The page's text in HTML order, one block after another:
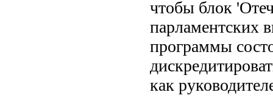
чтобы блок
парламентских
программы
как